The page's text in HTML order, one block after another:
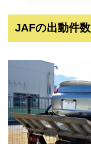
JAFの出動件数